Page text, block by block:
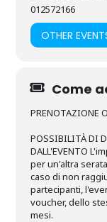
012572166
OTHER
Come
PRENOTAZIONE
POSSIBILITÀ DI
DALL'EVENTO
per un'altra
caso di non
partecipanti,
voucher, dello
mesi.